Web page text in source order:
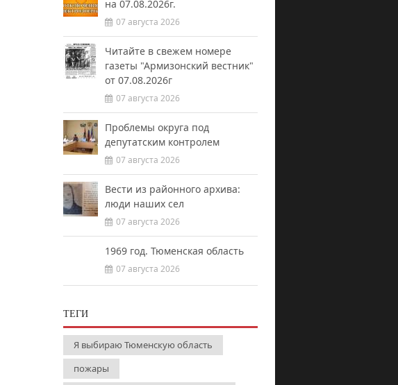
на 07.08.2026г.
07 августа 2026
Читайте в свежем номере
газеты "Армизонский вестник"
от 07.08.2026г
07 августа 2026
Проблемы округа под
депутатским контролем
07 августа 2026
Вести из районного архива:
люди наших сел
07 августа 2026
1969 год. Тюменская область
07 августа 2026
ТЕГИ
Я выбираю Тюменскую область
пожары